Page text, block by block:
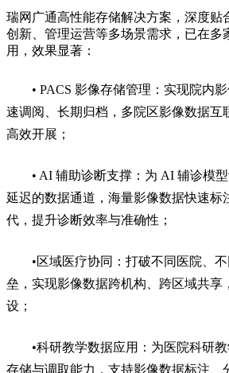
瑞网广通高性能存储解决方案，深度贴
创新、管理运营等多场景需求，已在多
用，效果显著：
• PACS 影像存储管理：实现院内
速调阅、长期归档，多院区影像数据互
高效开展；
• AI 辅助诊断支撑：为 AI 辅诊模
延迟的数据通道，海量影像数据快速标
代，提升诊断效率与准确性；
•区域医疗协同：打破不同医院、
垒，实现影像数据跨机构、跨区域共享
设；
•科研教学数据应用：为医院科研
存储与调取能力，支持影像数据标注、